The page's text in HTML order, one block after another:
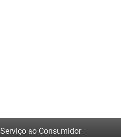
Serviço ao Consumidor